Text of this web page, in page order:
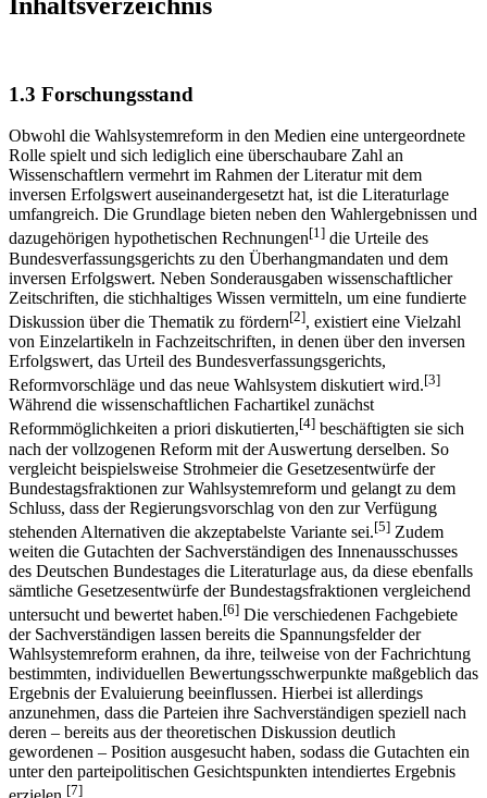
1.3 Forschungsstand
Obwohl die Wahlsystemreform in den Medien eine untergeordnete
Rolle spielt und sich lediglich eine überschaubare Zahl an
Wissenschaftlern vermehrt im Rahmen der Literatur mit dem
inversen Erfolgswert auseinandergesetzt hat, ist die Literaturlage
umfangreich. Die Grundlage bieten neben den Wahlergebnissen und
dazugehörigen hypothetischen Rechnungen[1] die Urteile des
Bundesverfassungsgerichts zu den Überhangmandaten und dem
inversen Erfolgswert. Neben Sonderausgaben wissenschaftlicher
Zeitschriften, die stichhaltiges Wissen vermitteln, um eine fundierte
Diskussion über die Thematik zu fördern[2], existiert eine Vielzahl
von Einzelartikeln in Fachzeitschriften, in denen über den inversen
Erfolgswert, das Urteil des Bundesverfassungsgerichts,
Reformvorschläge und das neue Wahlsystem diskutiert wird.[3]
Während die wissenschaftlichen Fachartikel zunächst
Reformmöglichkeiten a priori diskutierten,[4] beschäftigten sie sich
nach der vollzogenen Reform mit der Auswertung derselben. So
vergleicht beispielsweise Strohmeier die Gesetzesentwürfe der
Bundestagsfraktionen zur Wahlsystemreform und gelangt zu dem
Schluss, dass der Regierungsvorschlag von den zur Verfügung
stehenden Alternativen die akzeptabelste Variante sei.[5] Zudem
weiten die Gutachten der Sachverständigen des Innenausschusses
des Deutschen Bundestages die Literaturlage aus, da diese ebenfalls
sämtliche Gesetzesentwürfe der Bundestagsfraktionen vergleichend
untersucht und bewertet haben.[6] Die verschiedenen Fachgebiete
der Sachverständigen lassen bereits die Spannungsfelder der
Wahlsystemreform erahnen, da ihre, teilweise von der Fachrichtung
bestimmten, individuellen Bewertungsschwerpunkte maßgeblich das
Ergebnis der Evaluierung beeinflussen. Hierbei ist allerdings
anzunehmen, dass die Parteien ihre Sachverständigen speziell nach
deren – bereits aus der theoretischen Diskussion deutlich
gewordenen – Position ausgesucht haben, sodass die Gutachten ein
unter den parteipolitischen Gesichtspunkten intendiertes Ergebnis
[7]